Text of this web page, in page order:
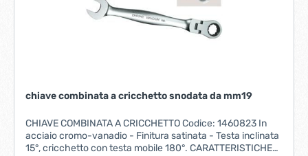
chiave combinata a cricchetto snodata da mm19
CHIAVE COMBINATA A CRICCHETTO Codice: 1460823 In
acciaio cromo-vanadio - Finitura satinata - Testa inclinata
15°, cricchetto con testa mobile 180°. CARATTERISTICHE